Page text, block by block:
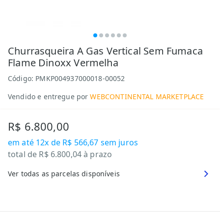
Churrasqueira A Gas Vertical Sem Fumaca
Flame Dinoxx Vermelha
Código: PMKP004937000018-00052
Vendido e entregue por WEBCONTINENTAL MARKETPLACE
R$ 6.800,00
em até 12x de R$ 566,67 sem juros
total de R$ 6.800,04à prazo
Ver todas as parcelas disponíveis